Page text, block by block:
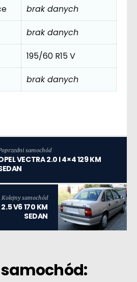
brak danych
brak danych
195/60 R15 V
brak danych
samochód
VECTRA 2.0 I 4×4 129 KM
Kolejny samochód
V6 170 KM
SEDAN